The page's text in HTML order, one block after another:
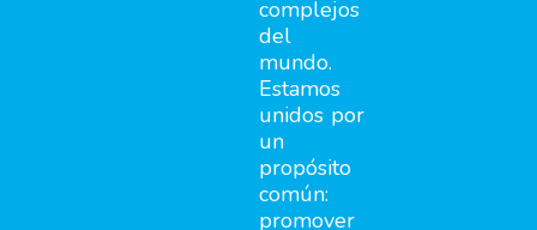
complejos
del
mundo.
Estamos
unidos por
un
propósito
común:
promover